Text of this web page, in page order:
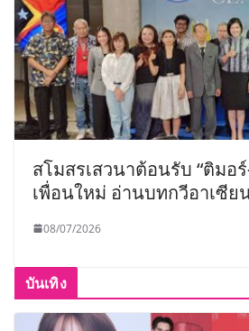
สโมสรเสวนาต้อนรับ “ติมอ
เพื่อนใหม่ อ่านบทกวีอาเซีย
08/07/2026
บันเทิง